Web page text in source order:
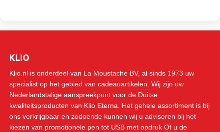
KLIO
Klio.nl is onderdeel van La Moustache BV, al sinds 1973 uw
specialist op het gebied van cadeauartikelen. Wij zijn uw
Nederlandstalige aanspreekpunt voor de Duitse
kwaliteitsproducten van Klio Eterna. Het gehele assortiment is bij
ons verkrijgbaar en zodoende kunnen wij u adviseren bij het
kiezen van promotionele pen tot USB met opdruk Of u de